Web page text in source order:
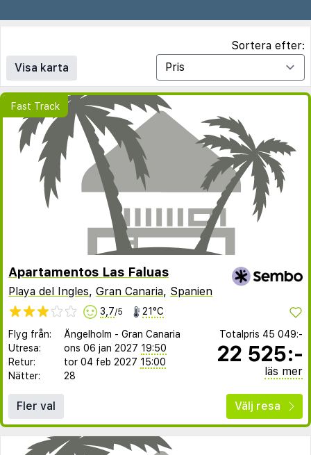
Visa karta
Sortera efter:
Apartamentos Las Faluas
Playa del Ingles, Gran Canaria, Spanien
3,7/5 21°C
Flyg från: Ängelholm - Gran Canaria
Utresa:
ons 06 jan 2027 19:50
Retur:
tor 04 feb 2027 15:00
Nätter:
28
Totalpris 45 049:-
22 525:-
läs mer
Fler val Välj resa